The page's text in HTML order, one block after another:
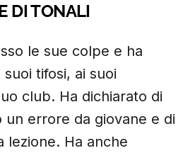
DI TONALI
le sue colpe e ha
tifosi, ai suoi
club. Ha dichiarato di
un errore da giovane e di
lezione. Ha anche